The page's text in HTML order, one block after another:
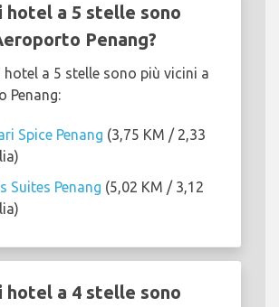
hotel a 5 stelle sono
Penang?
hotel a 5 stelle sono più vicini a
Penang:
Spice Penang (3,75 KM / 2,33
Suites Penang (5,02 KM / 3,12
hotel a 4 stelle sono